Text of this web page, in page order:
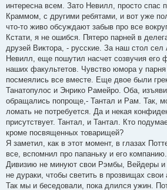
интересна всем. Зато Невилл, просто спас
Краммом, с другими ребятами, и вот уже
что-то живо обсуждают забыв про все
Кстати, я не ошибся. Пятеро парней в
друзей Виктора, - русские. За наш стол сел
Невилл, еще пошутил насчет созвучия его
наших факультетов. Чувство юмора у
посмеялись все вместе. Еще двое были
Танатопулос и Энрико Рамейро. Оба,
обращались попроще,- Тантал и Рам. Так,
ломать не потребуется. Да и некая
присутствует. Тантал, и Тантал. Кто
кроме посвященных товарищей?
Я заметил, как в этот момент, в глазах
все, вспомнил про папаньку и его
Дивизию не минуют свои Рэмбы, Вейдеры
не дураки, чтобы светить в прозвищах
Так мы и беседовали, пока длился ужин.